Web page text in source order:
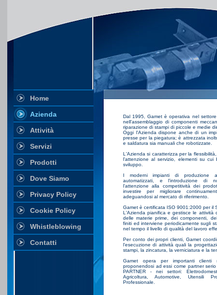
Home
Azienda
Attività
Servizi
Prodotti
Dove Siamo
Privacy Policy
Cookie Policy
Whistleblowing
Contatti
Dal 1995, Gamet è operativa nel
nell'assemblaggio di componenti
riparazione di stampi di piccole e medie
Oggi l'Azienda dispone anche di un
presse per la piegatura; è attrezzata
e saldatura sia manuali che robotizzate.
L'Azienda si caratterizza per la
l'attenzione al servizio, elementi su cui
sviluppo.
I moderni impianti di produzione a
automatizzati, e l'introduzione di
l'attenzione alla competitività dei
investire per migliorare
adeguandosi al mercato di riferimento.
Gamet è certificata ISO 9001:2000 per il
L'Azienda pianifica e gestisce le attività
delle materie prime, dei componenti,
finiti ed interviene periodicamente sugli
nel tempo il livello di qualità del lavoro
Per conto dei propri clienti, Gamet
l'esecuzione di attività quali la
stampi, la zincatura, la verniciatura e la
Gamet opera per importanti clienti
proponendosi ad essi come partner
PARTNER - nei settori:
Agricoltura, Automotive, Utensili
Professionale.